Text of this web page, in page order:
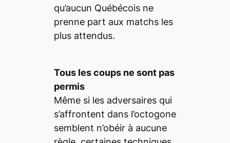
qu’aucun Québécois ne
prenne part aux matchs les
plus attendus.
Tous les coups ne sont pas
permis
Même si les adversaires qui
s’affrontent dans l’octogone
semblent n’obéir à aucune